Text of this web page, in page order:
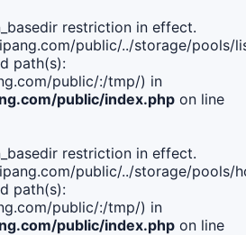
restriction in effect.
public/../storage/pools/
path(s):
public/:/tmp/) in
public/index.php on line
restriction in effect.
public/../storage/pools/
path(s):
public/:/tmp/) in
public/index.php on line